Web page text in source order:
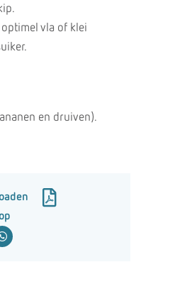
vla of klei
en druiven).